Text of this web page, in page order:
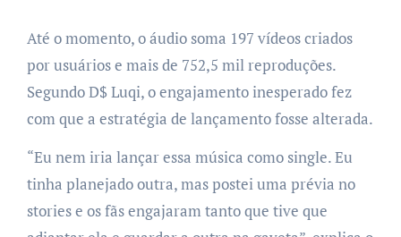
Até o momento, o áudio soma 197 vídeos criados
por usuários e mais de 752,5 mil reproduções.
Segundo D$ Luqi, o engajamento inesperado fez
com que a estratégia de lançamento fosse alterada.
“Eu nem iria lançar essa música como single. Eu
tinha planejado outra, mas postei uma prévia no
stories e os fãs engajaram tanto que tive que